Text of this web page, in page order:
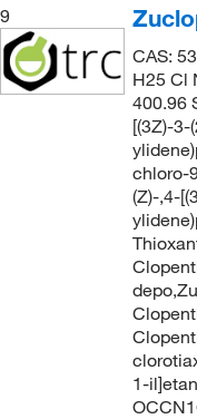
9
CAS:
H25 Cl
400.96
[(3Z)-
chloro-
(Z)-,4-
1-